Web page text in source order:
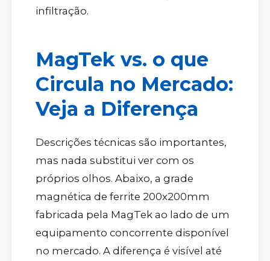
infiltração.
MagTek vs. o que
Circula no Mercado:
Veja a Diferença
Descrições técnicas são importantes,
mas nada substitui ver com os
próprios olhos. Abaixo, a grade
magnética de ferrite 200x200mm
fabricada pela MagTek ao lado de um
equipamento concorrente disponível
no mercado. A diferença é visível até